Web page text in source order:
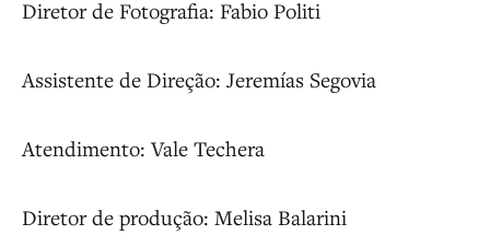
Diretor de Fotografia: Fabio Politi
Assistente de Direção: Jeremías Segovia
Atendimento: Vale Techera
Diretor de produção: Melisa Balarini